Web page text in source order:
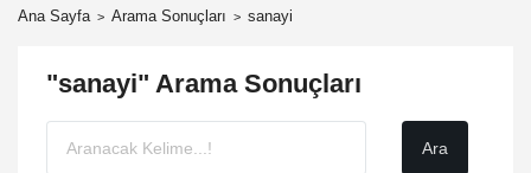
Ana Sayfa Arama Sonuçları sanayi
"sanayi" Arama Sonuçları